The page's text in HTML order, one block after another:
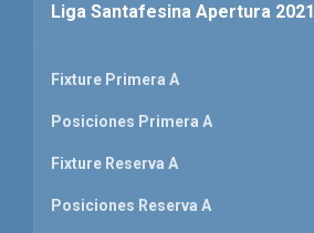
Liga Santafesina Apertura 2021
Fixture Primera A
Posiciones Primera A
Fixture Reserva A
Posiciones Reserva A